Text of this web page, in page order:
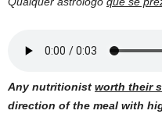
Any nutritionist worth their
direction of the meal with